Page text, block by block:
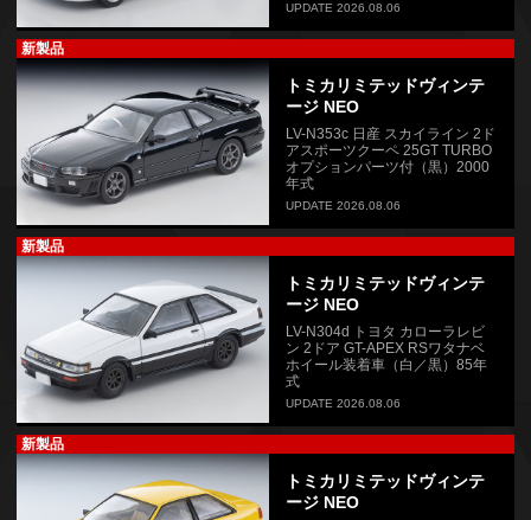
UPDATE 2026.08.06
新製品
トミカリミテッドヴィンテ
ージ NEO
LV-N353c 日産 スカイライン 2ド
アスポーツクーペ 25GT TURBO
オプションパーツ付（黒）2000
年式
UPDATE 2026.08.06
新製品
トミカリミテッドヴィンテ
ージ NEO
LV-N304d トヨタ カローラレビ
ン 2ドア GT-APEX RSワタナベ
ホイール装着車（白／黒）85年
式
UPDATE 2026.08.06
新製品
トミカリミテッドヴィンテ
ージ NEO